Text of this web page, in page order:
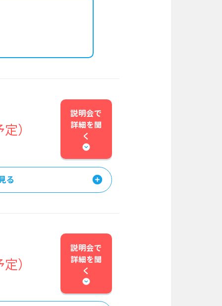
）
説明会で
詳細を聞
く
る
）
説明会で
詳細を聞
く